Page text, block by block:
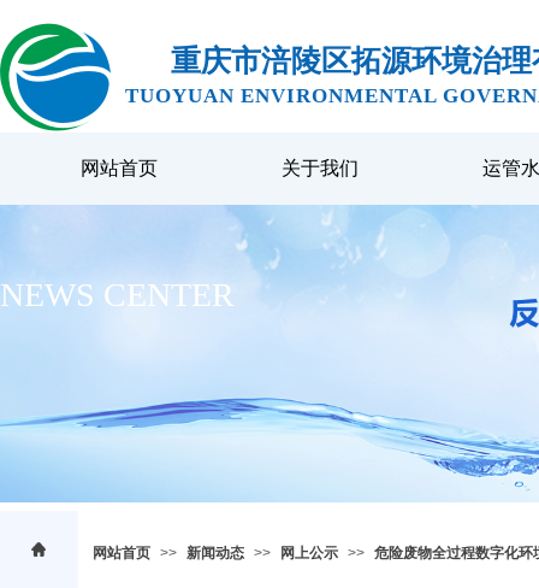
重庆市涪陵区拓源环境治
TUOYUAN ENVIRONMENTAL
网站首页 关于我们 运管
NEWS CENTER
网站首页 >> 新闻动态 >> 网上公示 >> 危险废物全过程数字化